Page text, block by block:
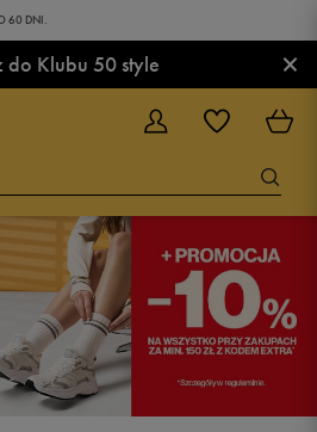
60 DNI.
do Klubu 50 style ×